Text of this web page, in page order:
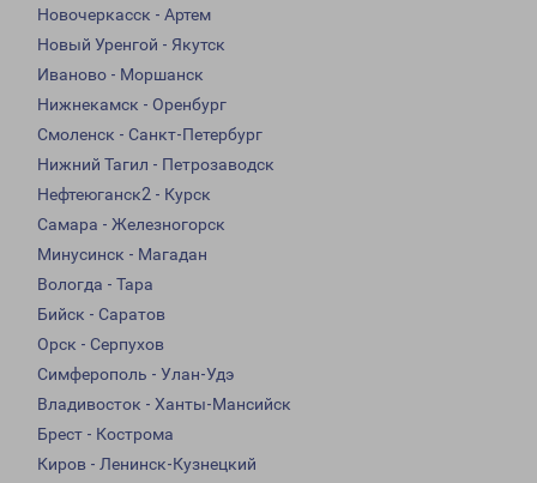
Новочеркасск - Артем
Новый Уренгой - Якутск
Иваново - Моршанск
Нижнекамск - Оренбург
Смоленск - Санкт-Петербург
Нижний Тагил - Петрозаводск
Нефтеюганск2 - Курск
Самара - Железногорск
Минусинск - Магадан
Вологда - Тара
Бийск - Саратов
Орск - Серпухов
Симферополь - Улан-Удэ
Владивосток - Ханты-Мансийск
Брест - Кострома
Киров - Ленинск-Кузнецкий